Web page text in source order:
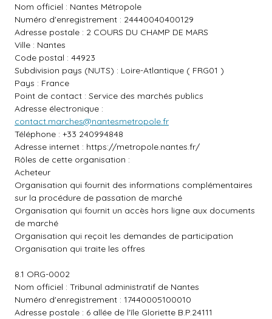
Nom officiel : Nantes Métropole
Numéro d'enregistrement : 24440040400129
Adresse postale : 2 COURS DU CHAMP DE MARS
Ville : Nantes
Code postal : 44923
Subdivision pays (NUTS) : Loire-Atlantique ( FRG01 )
Pays : France
Point de contact : Service des marchés publics
Adresse électronique :
contact.marches@nantesmetropole.fr
Téléphone : +33 240994848
Adresse internet : https://metropole.nantes.fr/
Rôles de cette organisation :
Acheteur
Organisation qui fournit des informations complémentaires
sur la procédure de passation de marché
Organisation qui fournit un accès hors ligne aux documents
de marché
Organisation qui reçoit les demandes de participation
Organisation qui traite les offres
8.1 ORG-0002
Nom officiel : Tribunal administratif de Nantes
Numéro d'enregistrement : 17440005100010
Adresse postale : 6 allée de l'île Gloriette B.P.24111